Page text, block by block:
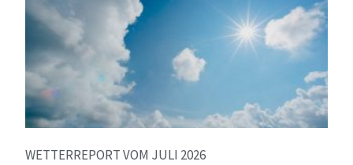
WETTERREPORT VOM JULI 2026